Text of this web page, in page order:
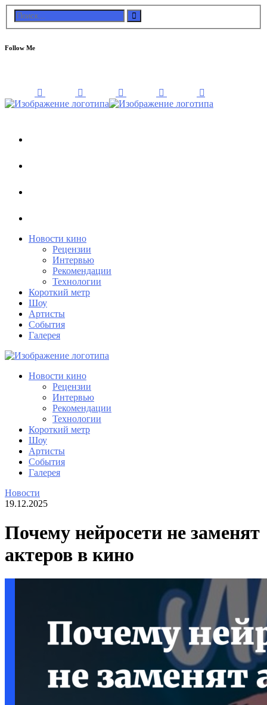
Follow Me
Новости кино
Рецензии
Интервью
Рекомендации
Технологии
Короткий метр
Шоу
Артисты
События
Галерея
Новости кино
Рецензии
Интервью
Рекомендации
Технологии
Короткий метр
Шоу
Артисты
События
Галерея
Новости
19.12.2025
Почему нейросети не заменят
актеров в кино